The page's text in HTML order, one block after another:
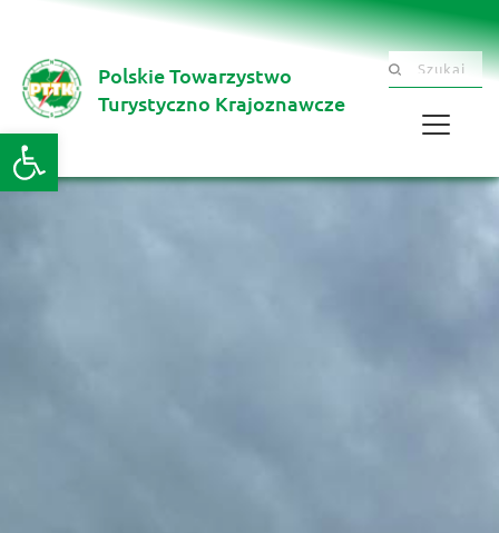
Otwórz pasek narzędzi
Polskie Towarzystwo
Turystyczno Krajoznawcze
Szukaj .......